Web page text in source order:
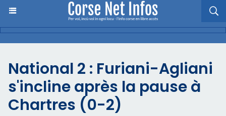
National 2 : Furiani-Agliani
s'incline après la pause à
Chartres (0-2)